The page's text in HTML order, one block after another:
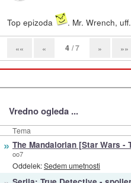
Top epizoda . Mr. Wrench,
«« « 4 / 7 » »»
Vredno ogleda ...
Tema
» The Mandalorian [Star Wars -
oo7
Oddelek:Sedem umetnosti